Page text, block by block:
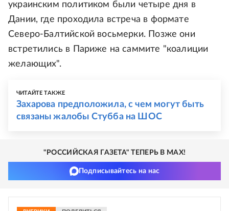
украинским политиком были четыре дня в
Дании, где проходила встреча в формате
Северо-Балтийской восьмерки. Позже они
встретились в Париже на саммите "коалиции
желающих".
ЧИТАЙТЕ ТАКЖЕ
Захарова предположила, с чем могут быть
связаны жалобы Стубба на ШОС
"РОССИЙСКАЯ ГАЗЕТА" ТЕПЕРЬ В MAX!
Подписывайтесь на нас